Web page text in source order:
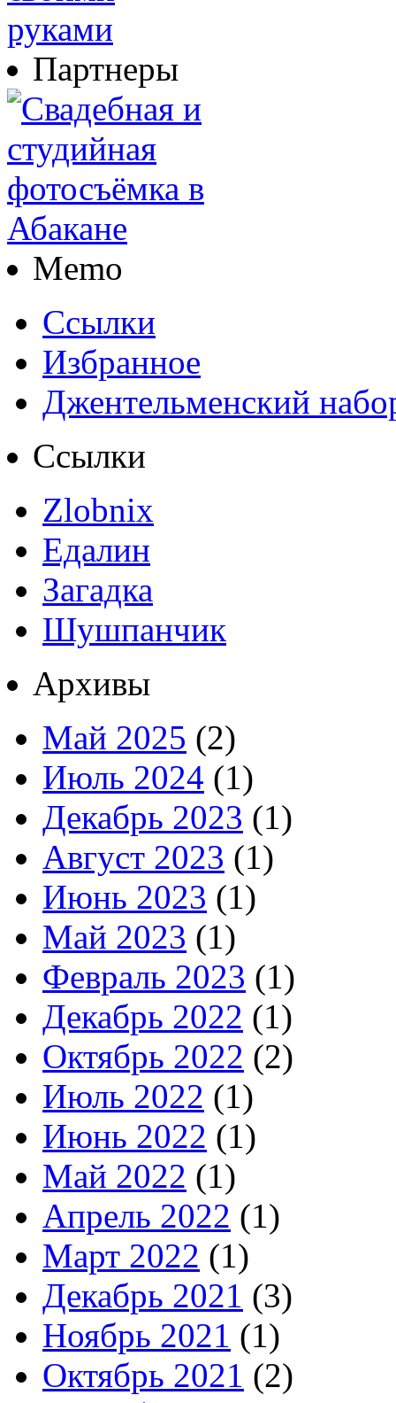
Партнеры
Memo
Ссылки
Избранное
Джентельменский
Ссылки
Zlobnix
Едалин
Загадка
Шушпанчик
Архивы
Май 2025 (2)
Июль 2024 (1)
Декабрь 2023 (1)
Август 2023 (1)
Июнь 2023 (1)
Май 2023 (1)
Февраль 2023 (1)
Декабрь 2022 (1)
Октябрь 2022 (2)
Июль 2022 (1)
Июнь 2022 (1)
Май 2022 (1)
Апрель 2022 (1)
Март 2022 (1)
Декабрь 2021 (3)
Ноябрь 2021 (1)
Октябрь 2021 (2)